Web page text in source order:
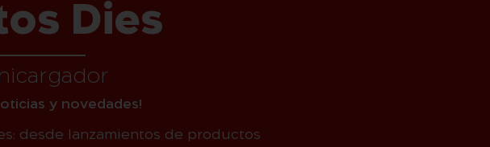
Dies
y novedades!
desde lanzamientos de productos